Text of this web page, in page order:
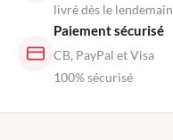
livré dès le lendemain
Paiement sécurisé
CB, PayPal et Visa
100% sécurisé